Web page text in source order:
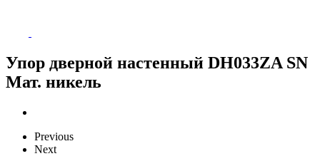
Упор дверной настенный DH033ZA SN
Мат. никель
Previous
Next